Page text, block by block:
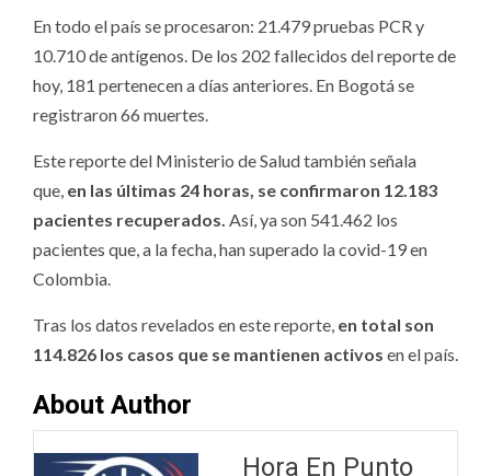
En todo el país se procesaron: 21.479 pruebas PCR y
10.710 de antígenos. De los 202 fallecidos del reporte de
hoy, 181 pertenecen a días anteriores. En Bogotá se
registraron 66 muertes.
Este reporte del Ministerio de Salud también señala
que, en las últimas 24 horas, se confirmaron 12.183
pacientes recuperados. Así, ya son 541.462 los
pacientes que, a la fecha, han superado la covid-19 en
Colombia.
Tras los datos revelados en este reporte, en total son
114.826 los casos que se mantienen activos en el país.
About Author
Hora En Punto